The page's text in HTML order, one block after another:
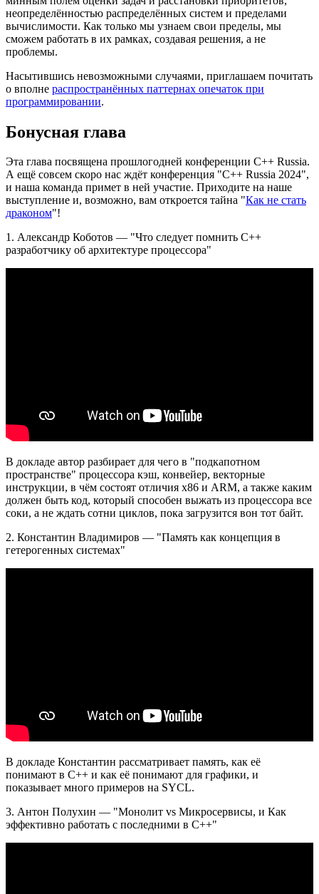
неопределённостью распределённых систем и пределами
вычислимости. Как только мы узнаем свои пределы, мы
сможем работать в их рамках, создавая решения, а не
проблемы.
Насытившись невозможными случаями, приглашаем почитать
о вполне распространённых паттернах опечаток при
программировании.
Бонусная глава
Эта глава посвящена прошлогодней конференции С++ Russia.
А ещё совсем скоро нас ждёт конференция "С++ Russia 2024",
и наша команда примет в ней участие. Приходите на наше
выступление и, возможно, вам откроется тайна "Как не стать
драконом"!
1. Александр Коботов — "Что следует помнить C++
разработчику об архитектуре процессора"
В докладе автор разбирает для чего в "подкапотном
пространстве" процессора кэш, конвейер, векторные
инструкции, в чём состоят отличия x86 и ARM, а также каким
должен быть код, который способен выжать из процессора все
соки, а не ждать сотни циклов, пока загрузится вон тот байт.
2. Константин Владимиров — "Память как концепция в
гетерогенных системах"
В докладе Константин рассматривает память, как её
понимают в C++ и как её понимают для графики, и
показывает много примеров на SYCL.
3. Антон Полухин — "Монолит vs Микросервисы, и Как
эффективно работать с последними в C++"